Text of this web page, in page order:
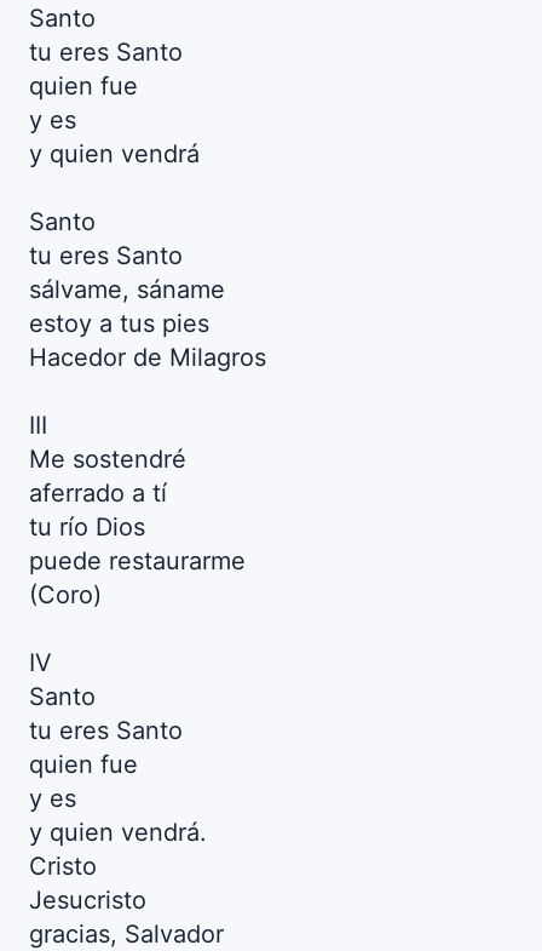
Santo
tu eres Santo
quien fue
y es
y quien vendrá
Santo
tu eres Santo
sálvame, sáname
estoy a tus pies
Hacedor de Milagros
III
Me sostendré
aferrado a tí
tu río Dios
puede restaurarme
(Coro)
IV
Santo
tu eres Santo
quien fue
y es
y quien vendrá.
Cristo
Jesucristo
gracias, Salvador